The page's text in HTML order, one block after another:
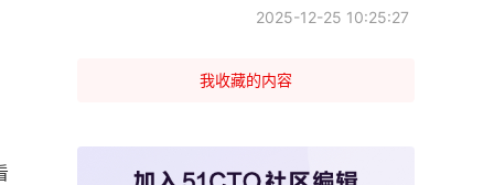
2025-12-25 10:25:27
我收藏的内容